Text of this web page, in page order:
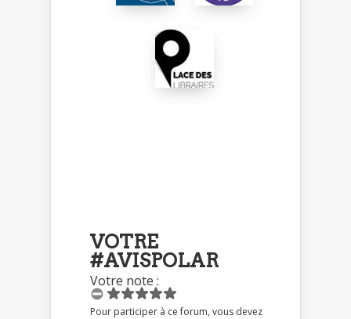
VOTRE
#AVISPOLAR
Votre note :
Pour participer à ce forum, vous devez